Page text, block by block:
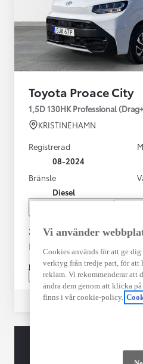
Toyota Proace City
1,5D 130HK Professional
KRISTINEHAMN
Registrerad
08-2024
Bränsle
Diesel
349 000 kr
Från 4 191 kr/mån
Läs mer
Kontakta
Jämförelse
Vi använder
Cookies används för att ge
verktyg från tredje part, för att
reklam. Vi rekommenderar att
ändra dem genom att klicka
finns i vår cookie-policy.